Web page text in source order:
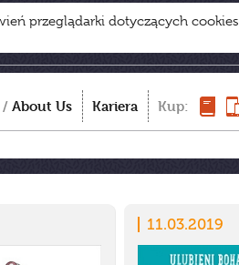
przeglądarki dotyczących cookies
/ About Us Kariera Kup:
11.03.2019